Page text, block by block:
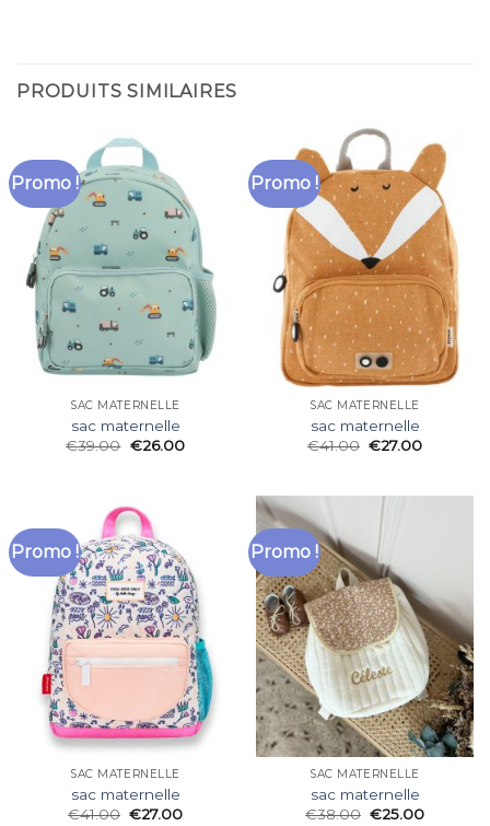
PRODUITS SIMILAIRES
Promo !
SAC MATERNELLE
sac maternelle
€39.00 €26.00
Promo !
SAC MATERNELLE
sac maternelle
€41.00 €27.00
Promo !
SAC MATERNELLE
sac maternelle
€41.00 €27.00
Promo !
SAC MATERNELLE
sac maternelle
€38.00 €25.00